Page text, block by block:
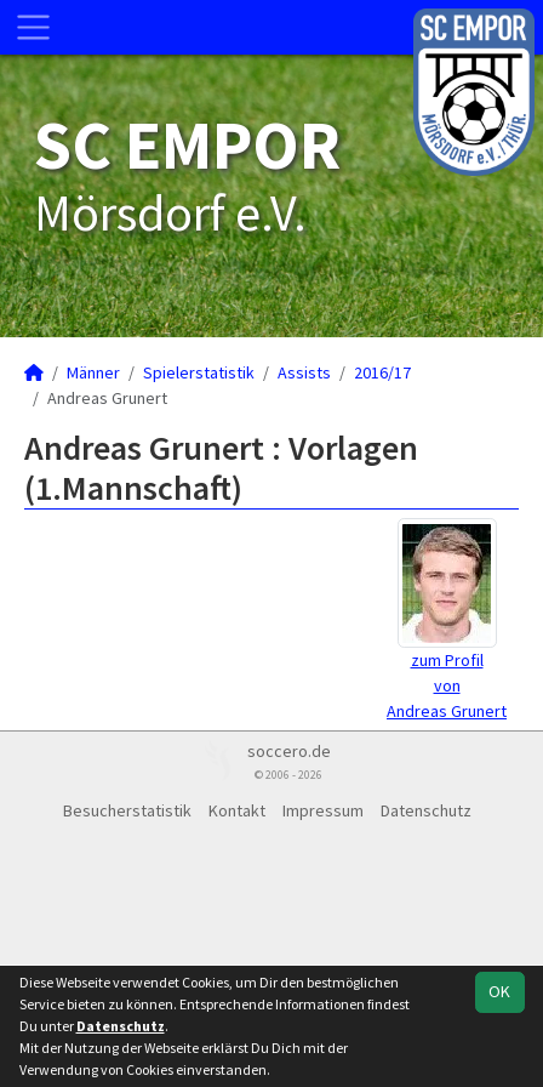
SC EMPOR
Mörsdorf e.V.
Männer Spielerstatistik Assists
2016/17
Andreas Grunert
Andreas Grunert : Vorlagen
(1.Mannschaft)
zum Profil
von
Andreas Grunert
soccero.de
© 2006 - 2026
Besucherstatistik Kontakt Impressum Datenschutz
OK
Diese Webseite verwendet Cookies, um Dir den bestmöglichen
Service bieten zu können. Entsprechende Informationen findest
Du unter Datenschutz.
Mit der Nutzung der Webseite erklärst Du Dich mit der
Verwendung von Cookies einverstanden.